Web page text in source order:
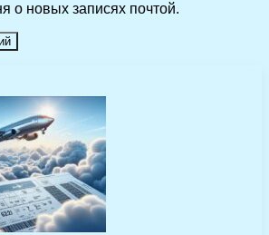
о новых записях почтой.